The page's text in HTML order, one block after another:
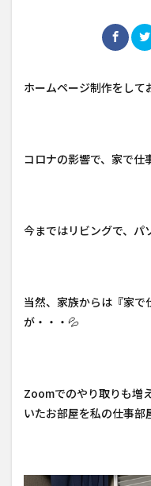
ホームページ制作をして
コロナの影響で、家で仕
今まではリビングで、パ
当然、家族からは『家
が・・・💦
Zoomでのやり取りも増
いたお部屋を私の仕事部